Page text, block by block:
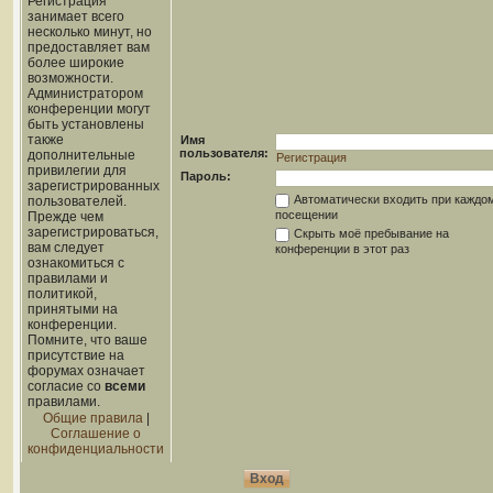
занимает всего
несколько минут, но
предоставляет вам
более широкие
возможности.
Администратором
конференции могут
быть установлены
также
дополнительные
привилегии для
зарегистрированных
пользователей.
Прежде чем
зарегистрироваться,
вам следует
ознакомиться с
правилами и
политикой,
принятыми на
конференции.
Помните, что ваше
присутствие на
форумах означает
согласие со всеми
правилами.
Общие правила|
Соглашение о
конфиденциальности
Имя
пользователя:
Регистрация
Пароль:
Автоматически входить при
посещении
Скрыть моё пребывание на
конференции в этот раз